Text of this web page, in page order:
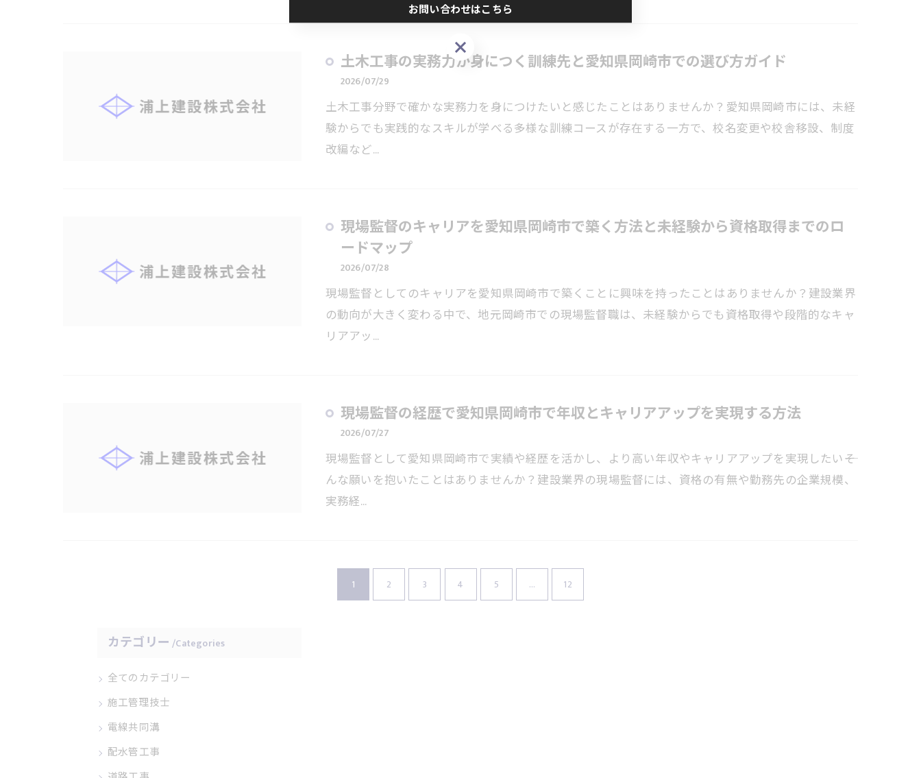
土木工事の実務力が身につく訓練先と愛知県岡崎市での選び方ガイド
2026/07/29
土木工事分野で確かな実務力を身につけたいと感じたことはありませんか？愛知県岡崎市には、未経
験からでも実践的なスキルが学べる多様な訓練コースが存在する一方で、校名変更や校舎移設、制度
改編など…
現場監督のキャリアを愛知県岡崎市で築く方法と未経験から資格取得までのロ
ードマップ
2026/07/28
現場監督としてのキャリアを愛知県岡崎市で築くことに興味を持ったことはありませんか？建設業界
の動向が大きく変わる中で、地元岡崎市での現場監督職は、未経験からでも資格取得や段階的なキャ
リアアッ…
現場監督の経歴で愛知県岡崎市で年収とキャリアアップを実現する方法
2026/07/27
現場監督として愛知県岡崎市で実績や経歴を活かし、より高い年収やキャリアアップを実現したい――そ
んな願いを抱いたことはありませんか？建設業界の現場監督には、資格の有無や勤務先の企業規模、
実務経…
1 2 3 4 5 ... 12
カテゴリー Categories
全てのカテゴリー
施工管理技士
電線共同溝
配水管工事
お問い合わせはこちら
お問い合わせはこちら